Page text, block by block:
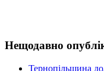
Нещодавно
Тернопільщина